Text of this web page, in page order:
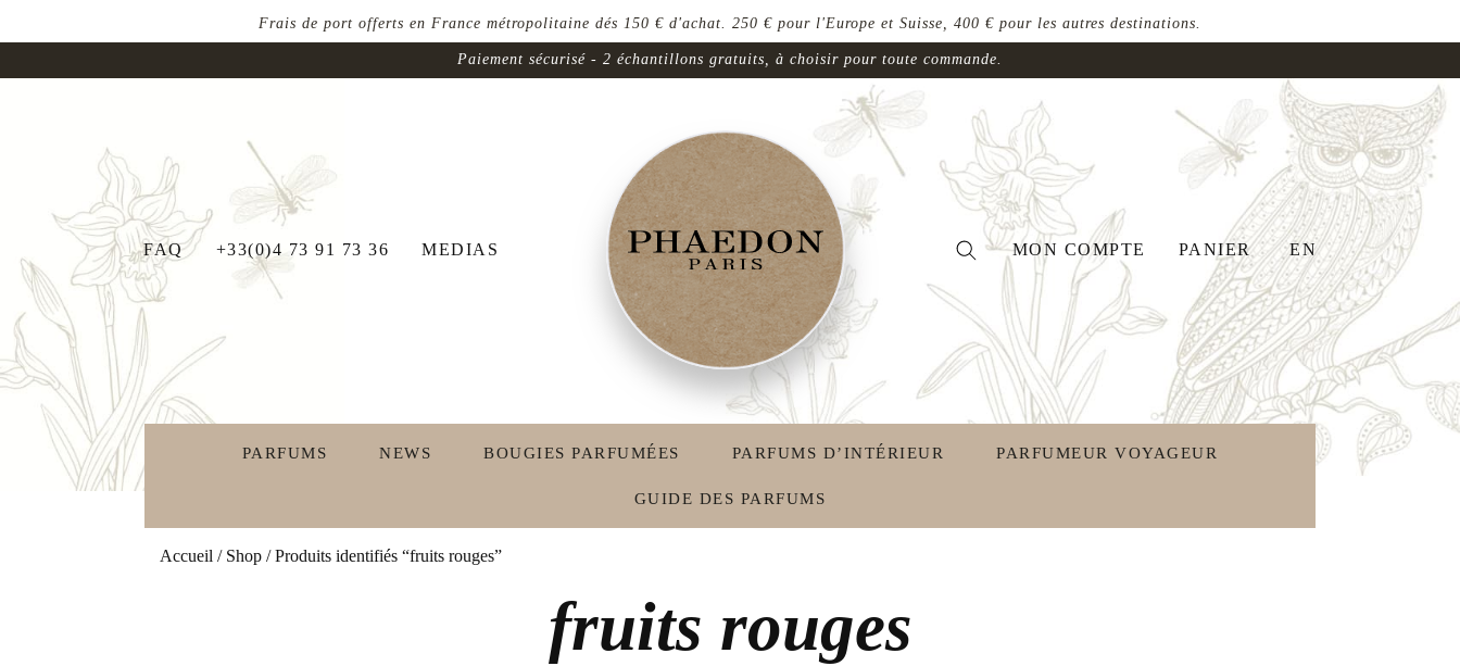
Frais de port offerts en France métropolitaine dés 150 € d'achat. 250 € pour l'Europe et Suisse, 400 € pour les autres destinations.
Paiement sécurisé - 2 échantillons gratuits, à choisir pour toute commande.
FAQ +33(0)4 73 91 73 36 MEDIAS MON COMPTE PANIER EN
PARFUMS NEWS BOUGIES PARFUMÉES PARFUMS D’INTÉRIEUR PARFUMEUR VOYAGEUR
GUIDE DES PARFUMS
Accueil / Shop / Produits identifiés “fruits rouges”
fruits rouges